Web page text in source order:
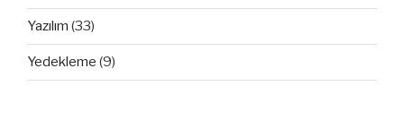
Yazılım (33)
Yedekleme (9)